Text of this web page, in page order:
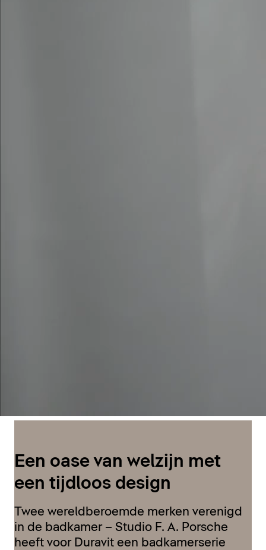
Een oase van welzijn met
een tijdloos design
Twee wereldberoemde merken verenigd
in de badkamer – Studio F. A. Porsche
heeft voor Duravit een badkamerserie